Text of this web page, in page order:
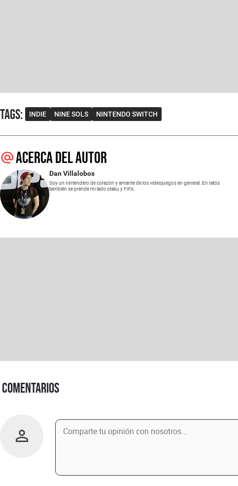
Tags: INDIE NINE SOLS NINTENDO SWITCH
Acerca del autor
Dan Villalobos
Soy un nintendero de corazón y amante de los videojuegos en general. En ratos
también se prende mi lado otaku y FIFA.
Comentarios